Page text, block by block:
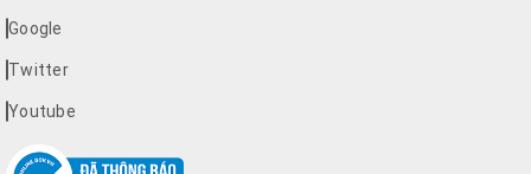
Google
Twitter
Youtube